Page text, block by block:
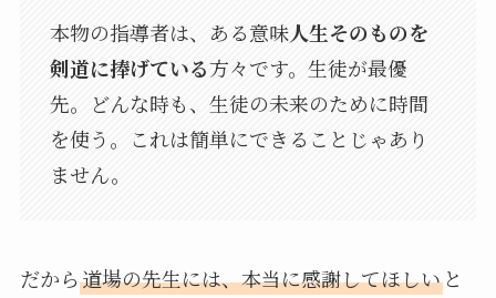
本物の指導者は、ある意味人生そのものを
剣道に捧げている方々です。生徒が最優
先。どんな時も、生徒の未来のために時間
を使う。これは簡単にできることじゃあり
ません。
だから道場の先生には、本当に感謝してほしいと